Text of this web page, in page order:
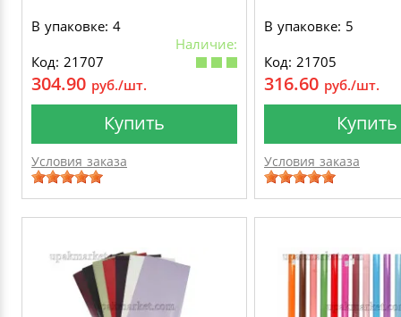
В упаковке: 4
Наличие:
Код: 21707
304.90 руб./шт.
Купить
Условия заказа
В упаковке: 5
Код: 21705
316.60 руб./шт.
Купить
Условия заказа